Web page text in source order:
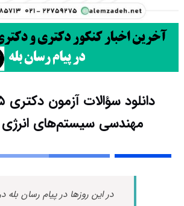
مهندسی سیستم‌های انرژی کد
در این روزها در پیام رسان بله